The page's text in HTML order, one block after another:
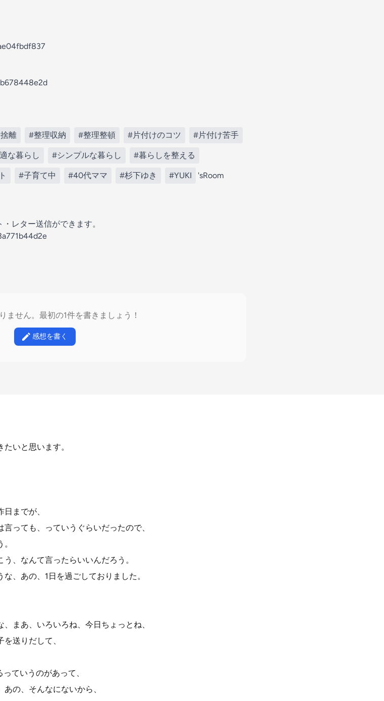
離 #整理収納 #整理整頓 #片付けのコツ #片付け苦手
な暮らし #シンプルな暮らし #暮らしを整える
#子育て中 #40代ママ #杉下ゆき #YUKI 'sRoom
レター送信ができます。
ません。最初の1件を書きましょう！
感想を書く
いと思います。
までが、
っても、っていうぐらいだったので、
、なんて言ったらいいんだろう。
、あの、1日を過ごしておりました。
まあ、いろいろね、今日ちょっとね、
送りだして、
ていうのがあって、
の、そんなにないから、